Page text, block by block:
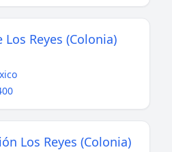
Los Reyes (Colonia)
Los Reyes (Colonia)